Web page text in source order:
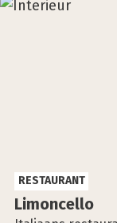
Limon­cel­lo
RESTAURANT